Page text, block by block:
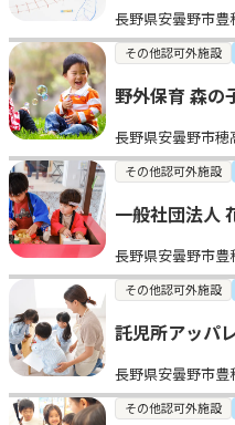
長野県安曇野市豊
その他認可外施設
野外保育 森の
長野県安曇野市穂
その他認可外施設
一般社団法人
長野県安曇野市豊
その他認可外施設
託児所アッパ
長野県安曇野市豊
その他認可外施設